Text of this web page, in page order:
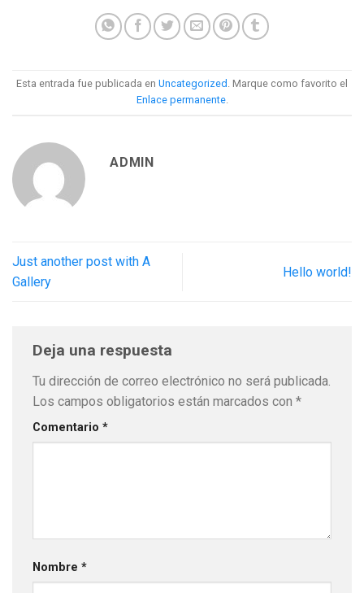
Esta entrada fue publicada en Uncategorized . Marque como favorito el
Enlace permanente.
ADMIN
Just another post with A
Gallery
Hello world!
Deja una respuesta
Tu dirección de correo electrónico no será publicada.
Los campos obligatorios están marcados con *
Comentario *
Nombre *